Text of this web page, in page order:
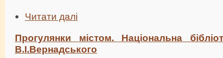
Читати далі
Прогулянки містом. Національна
В.І.Вернадського